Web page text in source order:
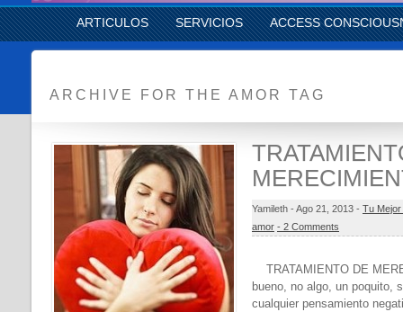
ARTICULOS SERVICIOS ACCESS
ARCHIVE FOR THE AMOR TAG
Yamileth - Ago 21, 2013 - Tu Mejor
amor - 2 Comments
TRATAMIENTO DE
bueno, no algo, un poquito,
cualquier pensamiento